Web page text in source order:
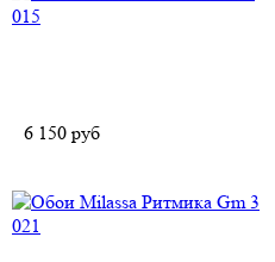
6 150 руб